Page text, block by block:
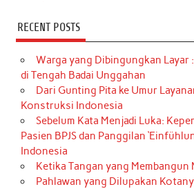
RECENT POSTS
Warga yang Dibingungkan Layar
di Tengah Badai Unggahan
Dari Gunting Pita ke Umur
Konstruksi Indonesia
Sebelum Kata Menjadi Luka:
Pasien BPJS dan Panggilan
Indonesia
Ketika Tangan yang Membangun
Pahlawan yang Dilupakan